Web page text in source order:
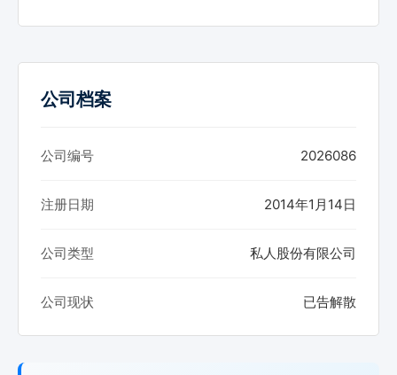
公司档案
公司编号 2026086
注册日期 2014年1月14日
公司类型 私人股份有限公司
公司现状 已告解散